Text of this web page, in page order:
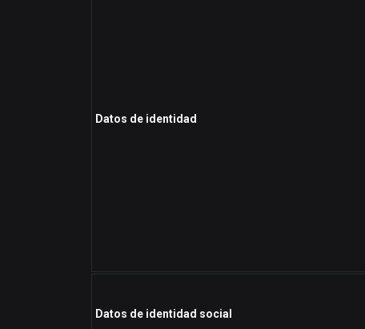
Datos de identidad
Datos de identidad social